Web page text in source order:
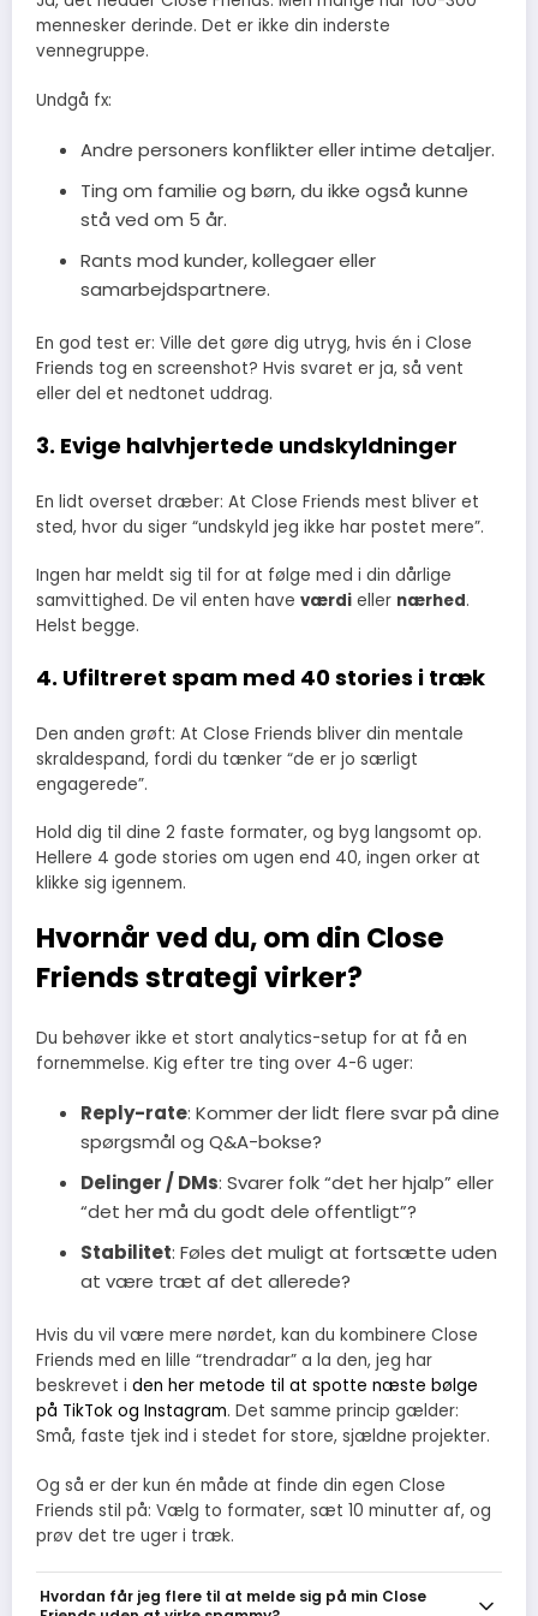
mennesker derinde. Det er ikke din inderste
vennegruppe.
Undgå fx:
Andre personers konflikter eller intime detaljer.
Ting om familie og børn, du ikke også kunne
stå ved om 5 år.
Rants mod kunder, kollegaer eller
samarbejdspartnere.
En god test er: Ville det gøre dig utryg, hvis én i Close
Friends tog en screenshot? Hvis svaret er ja, så vent
eller del et nedtonet uddrag.
3. Evige halvhjertede undskyldninger
En lidt overset dræber: At Close Friends mest bliver et
sted, hvor du siger “undskyld jeg ikke har postet mere”.
Ingen har meldt sig til for at følge med i din dårlige
samvittighed. De vil enten have værdi eller nærhed.
Helst begge.
4. Ufiltreret spam med 40 stories i træk
Den anden grøft: At Close Friends bliver din mentale
skraldespand, fordi du tænker “de er jo særligt
engagerede”.
Hold dig til dine 2 faste formater, og byg langsomt op.
Hellere 4 gode stories om ugen end 40, ingen orker at
klikke sig igennem.
Hvornår ved du, om din Close
Friends strategi virker?
Du behøver ikke et stort analytics-setup for at få en
fornemmelse. Kig efter tre ting over 4-6 uger:
Reply-rate: Kommer der lidt flere svar på dine
spørgsmål og Q&A-bokse?
Delinger / DMs: Svarer folk “det her hjalp” eller
“det her må du godt dele offentligt”?
Stabilitet: Føles det muligt at fortsætte uden
at være træt af det allerede?
Hvis du vil være mere nørdet, kan du kombinere Close
Friends med en lille “trendradar” a la den, jeg har
beskrevet i den her metode til at spotte næste bølge
på TikTok og Instagram. Det samme princip gælder:
Små, faste tjek ind i stedet for store, sjældne projekter.
Og så er der kun én måde at finde din egen Close
Friends stil på: Vælg to formater, sæt 10 minutter af, og
prøv det tre uger i træk.
Hvordan får jeg flere til at melde sig på min Close